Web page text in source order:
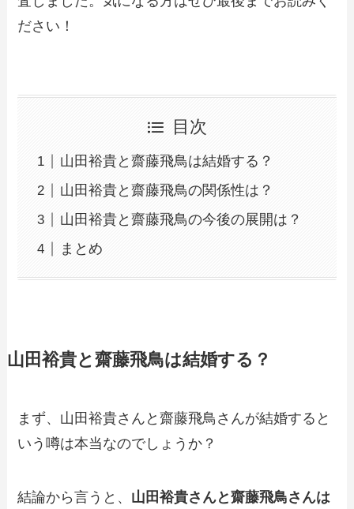
ださい！
目次
山田裕貴と齋藤飛鳥は結婚する？
山田裕貴と齋藤飛鳥の関係性は？
山田裕貴と齋藤飛鳥の今後の展開は？
まとめ
山田裕貴と齋藤飛鳥は結婚する？
まず、山田裕貴さんと齋藤飛鳥さんが結婚すると
いう噂は本当なのでしょうか？
結論から言うと、 山田裕貴さんと齋藤飛鳥さんは